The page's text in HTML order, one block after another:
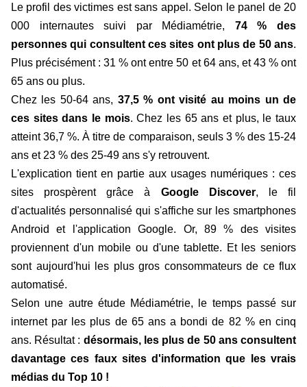
Le profil des victimes est sans appel. Selon le panel de 20
000 internautes suivi par Médiamétrie, 74 % des
personnes qui consultent ces sites ont plus de 50 ans.
Plus précisément : 31 % ont entre 50 et 64 ans, et 43 % ont
65 ans ou plus.
Chez les 50-64 ans, 37,5 % ont visité au moins un de
ces sites dans le mois. Chez les 65 ans et plus, le taux
atteint 36,7 %. À titre de comparaison, seuls 3 % des 15-24
ans et 23 % des 25-49 ans s'y retrouvent.
L'explication tient en partie aux usages numériques : ces
sites prospèrent grâce à Google Discover, le fil
d'actualités personnalisé qui s'affiche sur les smartphones
Android et l'application Google. Or, 89 % des visites
proviennent d'un mobile ou d'une tablette. Et les seniors
sont aujourd'hui les plus gros consommateurs de ce flux
automatisé.
Selon une autre étude Médiamétrie, le temps passé sur
internet par les plus de 65 ans a bondi de 82 % en cinq
ans. Résultat : désormais, les plus de 50 ans consultent
davantage ces faux sites d'information que les vrais
médias du Top 10 !